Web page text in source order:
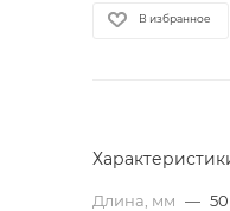
В избранное
Длина, мм — 50